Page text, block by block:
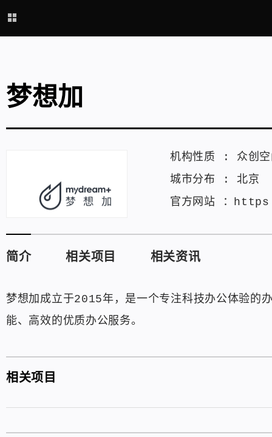
梦想加
机构性质 : 众创
城市分布 : 北京
官方网站 ：
简介 相关项目 相关资讯
梦想加成立于2015年，是一个专注科技办公体验的
能、高效的优质办公服务。
相关项目